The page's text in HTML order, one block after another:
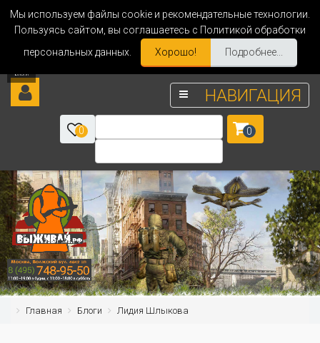
Мы используем файлы cookie и рекомендательные технологии.
Пользуясь сайтом, вы соглашаетесь с Политикой обработки
персональных данных.
Хорошо! Подробнее...
НАВИГАЦИЯ
0 0
Главная Блоги Лидия Шлыкова